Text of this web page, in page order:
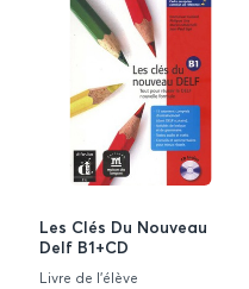
Les Clés Du Nouveau
Delf B1+CD
Livre de l'élève